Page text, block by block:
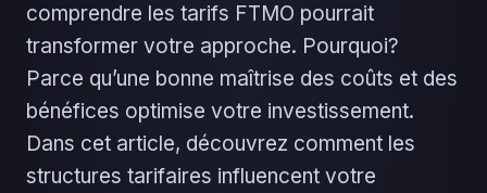
comprendre les tarifs FTMO pourrait
transformer votre approche. Pourquoi?
Parce qu’une bonne maîtrise des coûts et des
bénéfices optimise votre investissement.
Dans cet article, découvrez comment les
structures tarifaires influencent votre